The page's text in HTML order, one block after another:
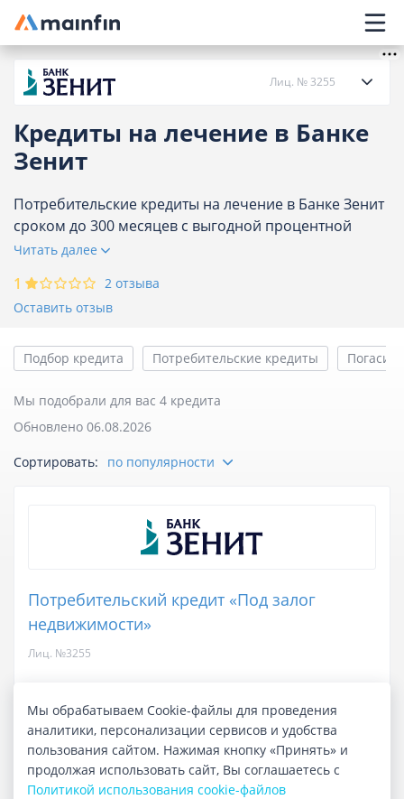
Главное меню
Кредиты на лечение в Банке
Зенит
Потребительские кредиты на лечение в Банке Зенит
сроком до 300 месяцев с выгодной процентной
ставкой. Возможность получения кредита без
Читать далее
Лиц. № 3255
О банке
Кредиты
Карты
Вклады
Отделения
Банкоматы
1
2 отзыва
Оставить отзыв
Подбор кредита Потребительские кредиты
Мы подобрали для вас 4 кредита
Обновлено 06.08.2026
Сортировать: по популярности
Потребительский кредит «Под залог
недвижимости»
Лиц. №3255
срок кредита до 25 лет
срок рассмотрения в течение 3 дней
Мы обрабатываем Cookie-файлы для проведения
аналитики, персонализации сервисов и удобства
пользования сайтом. Нажимая кнопку «Принять» и
продолжая использовать сайт, Вы соглашаетесь с
Политикой использования cookie-файлов